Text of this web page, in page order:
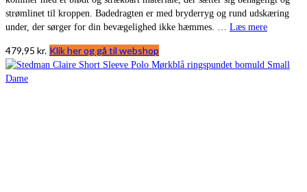
strømlinet til kroppen. Badedragten er med bryderryg og rund udskæring
under, der sørger for din bevægelighed ikke hæmmes. … Læs mere
479,95 kr. Klik her og gå til webshop